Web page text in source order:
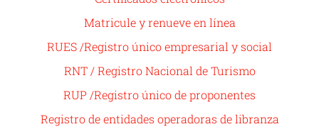
Matricule y renueve en línea
RUES /Registro único empresarial y social
RNT / Registro Nacional de Turismo
RUP /Registro único de proponentes
Registro de entidades operadoras de libranza